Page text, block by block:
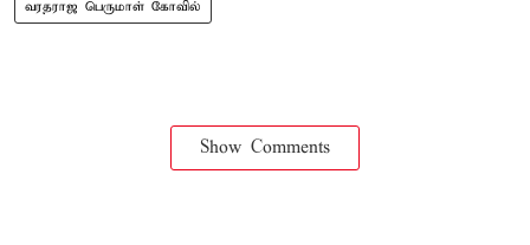
வரதராஜ பெருமாள் கோவில்
Show Comments